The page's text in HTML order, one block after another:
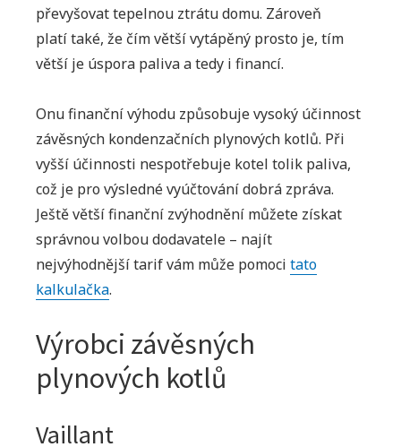
převyšovat tepelnou ztrátu domu. Zároveň
platí také, že čím větší vytápěný prosto je, tím
větší je úspora paliva a tedy i financí.
Onu finanční výhodu způsobuje vysoký účinnost
závěsných kondenzačních plynových kotlů. Při
vyšší účinnosti nespotřebuje kotel tolik paliva,
což je pro výsledné vyúčtování dobrá zpráva.
Ještě větší finanční zvýhodnění můžete získat
správnou volbou dodavatele – najít
nejvýhodnější tarif vám může pomoci tato
kalkulačka.
Výrobci závěsných
plynových kotlů
Vaillant